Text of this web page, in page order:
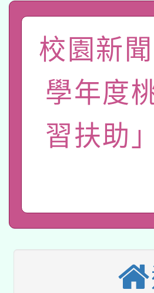
礎課程
A3數位素
「數位內
pilot」
薪期間赴
轉知經濟
業技術研
用水績優
115年8月
桃園市孔
2026年桃
本校115
招甄選結
招)
適應運動
本館辦理
暨閱讀推
科技賦能
校園新
學年度
習扶助